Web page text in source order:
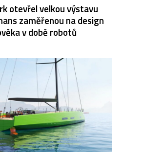
otevřel velkou výstavu
zaměřenou na design
v době robotů